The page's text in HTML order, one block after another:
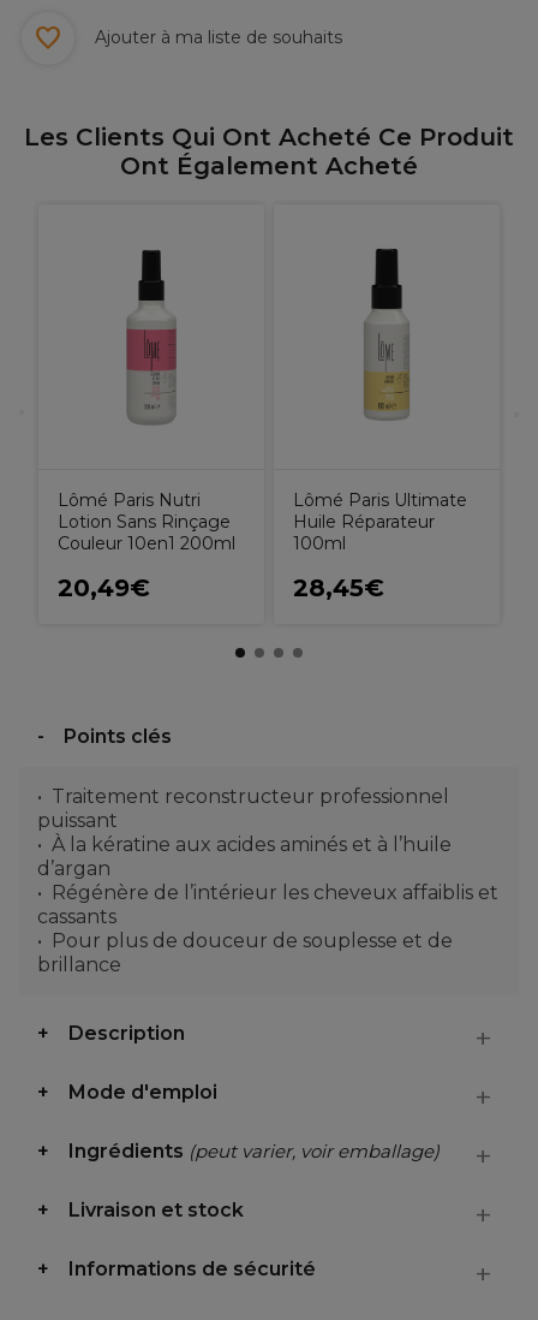
Ajouter à ma liste de souhaits
Les Clients Qui Ont Acheté Ce Produit
Ont Également Acheté
Lômé Paris Nutri
Lotion Sans Rinçage
Couleur 10en1 200ml
20,49€
Lômé Paris Ultimate
Huile Réparateur
100ml
28,45€
Points clés
Traitement reconstructeur professionnel
puissant
À la kératine aux acides aminés et à l’huile
d’argan
Régénère de l’intérieur les cheveux affaiblis et
cassants
Pour plus de douceur de souplesse et de
brillance
Description
Mode d'emploi
Ingrédients (peut varier, voir emballage)
Livraison et stock
Informations de sécurité